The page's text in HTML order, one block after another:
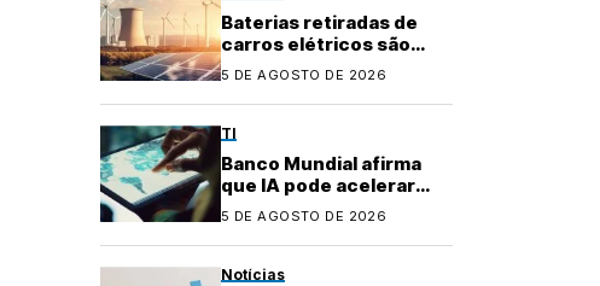
Baterias retiradas de
carros elétricos são
usadas para garantir
5 DE AGOSTO DE 2026
TI
Banco Mundial afirma
que IA pode acelerar
desenvolvimento de
5 DE AGOSTO DE 2026
Notícias